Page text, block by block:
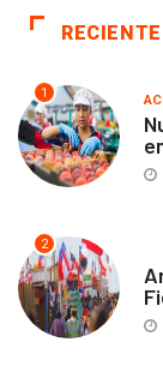
RECIENTE
1
2